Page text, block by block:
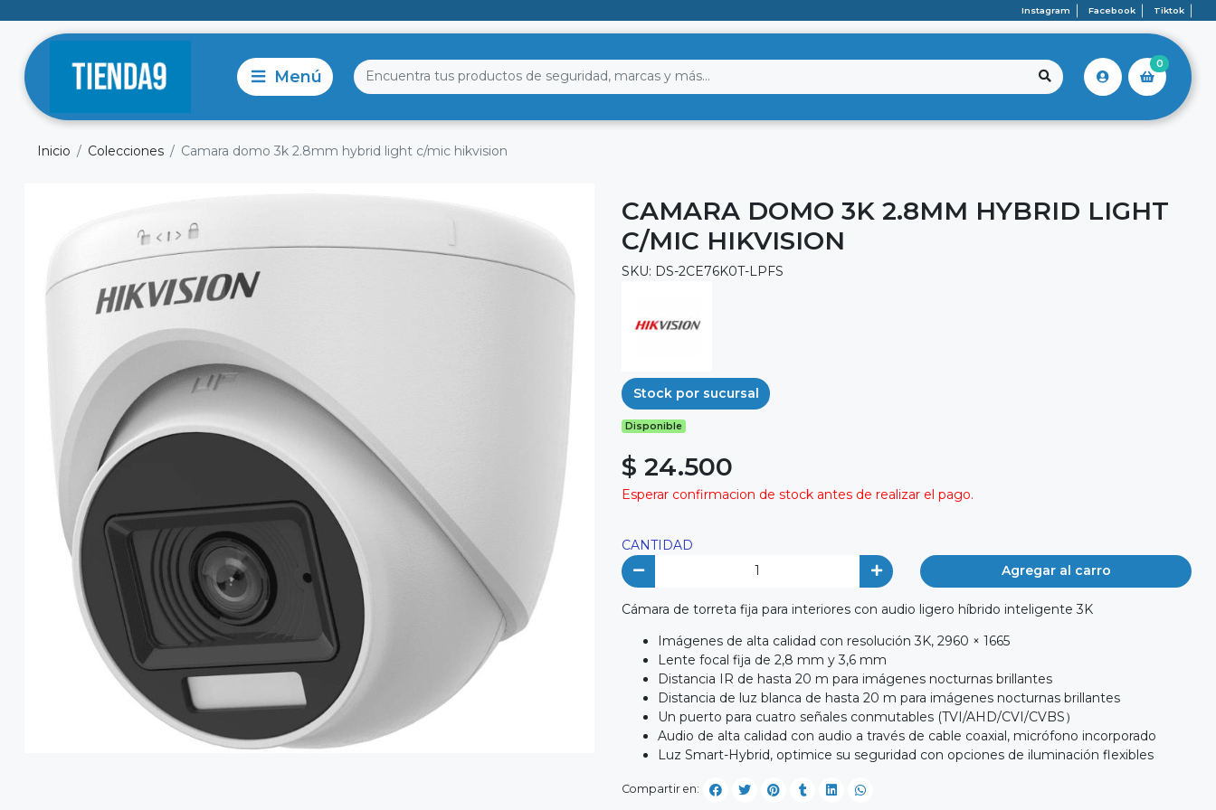
Instagram Facebook Tiktok
0
Inicio Colecciones Camara domo 3k 2.8mm hybrid light c/mic hikvision
CAMARA DOMO 3K 2.8MM HYBRID LIGHT
C/MIC HIKVISION
SKU: DS-2CE76K0T-LPFS
Stock por sucursal
Disponible
$ 24.500
Esperar confirmacion de stock antes de realizar el pago.
CANTIDAD
Agregar al carro
Cámara de torreta fija para interiores con audio ligero híbrido inteligente 3K
Imágenes de alta calidad con resolución 3K, 2960 × 1665
Lente focal fija de 2,8 mm y 3,6 mm
Distancia IR de hasta 20 m para imágenes nocturnas brillantes
Distancia de luz blanca de hasta 20 m para imágenes nocturnas brillantes
Un puerto para cuatro señales conmutables (TVI/AHD/CVI/CVBS）
Audio de alta calidad con audio a través de cable coaxial, micrófono incorporado
Luz Smart-Hybrid, optimice su seguridad con opciones de iluminación flexibles
Compartir en: